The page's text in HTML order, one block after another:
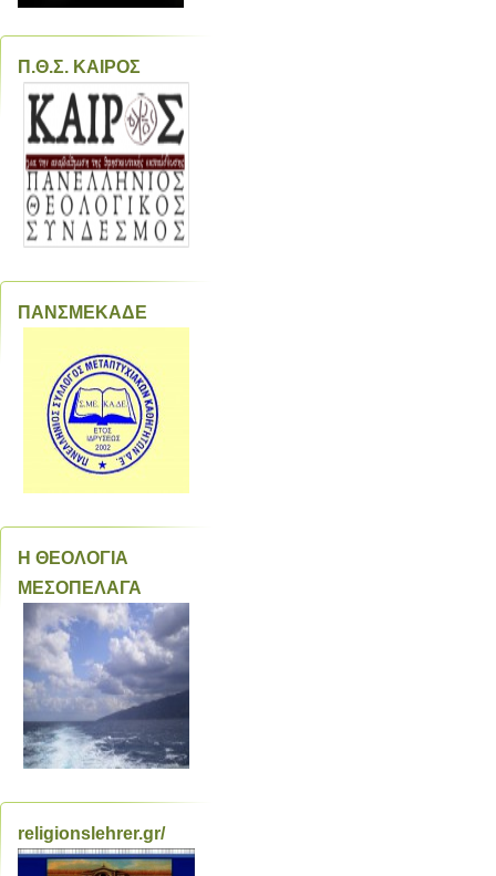
Π.Θ.Σ. ΚΑΙΡΟΣ
ΠΑΝΣΜΕΚΑΔΕ
Η ΘΕΟΛΟΓΙΑ
ΜΕΣΟΠΕΛΑΓΑ
religionslehrer.gr/